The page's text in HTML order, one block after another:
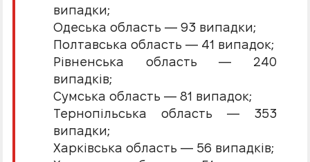
випадки;
Одеська область — 93 випадки;
Полтавська область — 41 випадок;
Рівненська область — 240
випадків;
Сумська область — 81 випадок;
Тернопільська область — 353
випадки;
Харківська область — 56 випадків;